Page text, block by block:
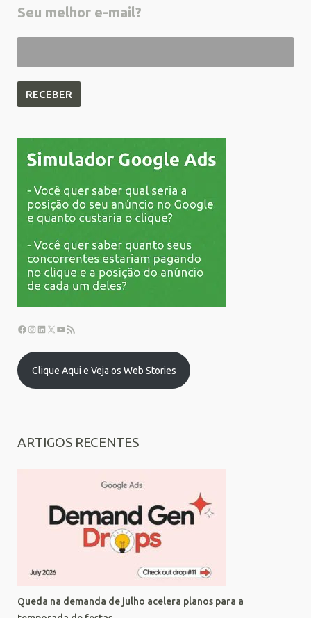
Seu melhor e-mail?
Clique Aqui e Veja os Web Stories
ARTIGOS RECENTES
Queda na demanda de julho acelera planos para a